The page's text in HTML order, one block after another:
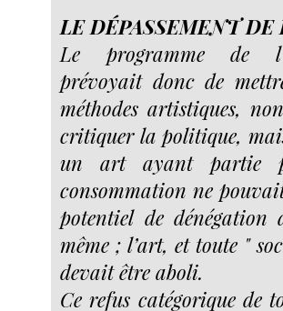
LE DÉPASSEMENT DE
Le programme de
prévoyait donc de
méthodes artistiques,
critiquer la politique,
un art ayant partie
consommation ne
potentiel de
même ; l’art, et toute "
devait être aboli.
Ce refus catégorique